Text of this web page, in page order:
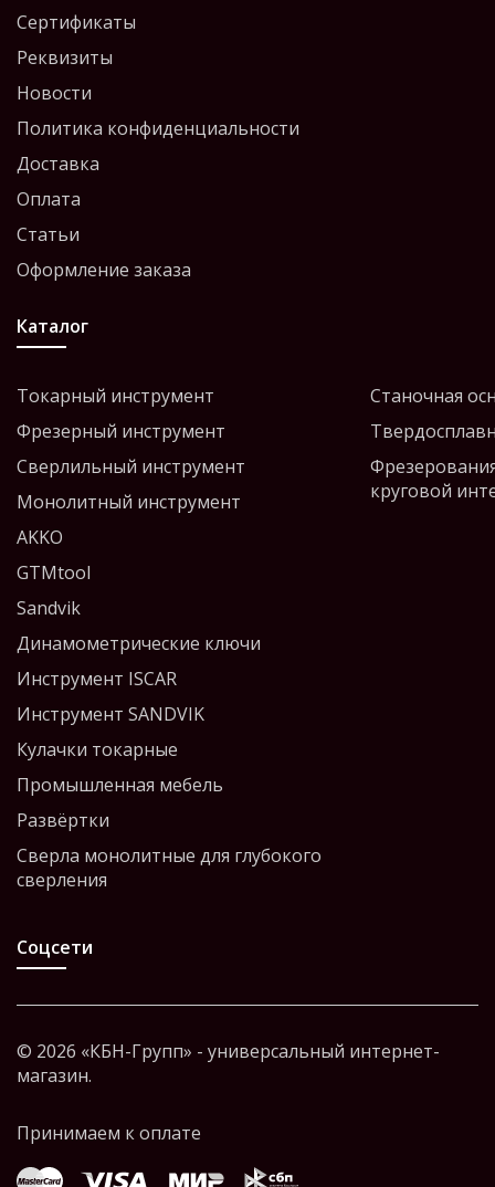
Сертификаты
Реквизиты
Новости
Политика конфиденциальности
Доставка
Оплата
Статьи
Оформление заказа
Каталог
Токарный инструмент
Фрезерный инструмент
Сверлильный инструмент
Монолитный инструмент
AKKO
GTMtool
Sandvik
Динамометрические ключи
Инструмент ISCAR
Инструмент SANDVIK
Кулачки токарные
Промышленная мебель
Развёртки
Сверла монолитные для глубокого
сверления
Станочная
круговой
Соцсети
© 2026 «КБН-Групп» - универсальный интернет-
магазин.